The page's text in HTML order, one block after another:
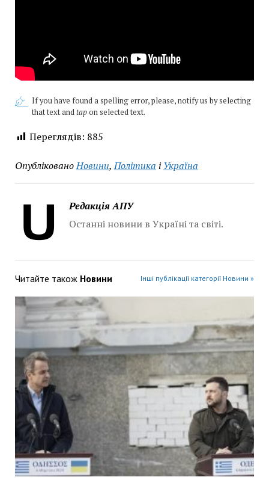
If you have found a spelling error, please, notify us by selecting
that text andtapon selected text.
Переглядів: 885
ОпублікованоНовини,Політика іУкраїна
Редакція АПУ
Останні новини в Україні та світі.
Читайте також Новини Інші публікації категорії Новини »